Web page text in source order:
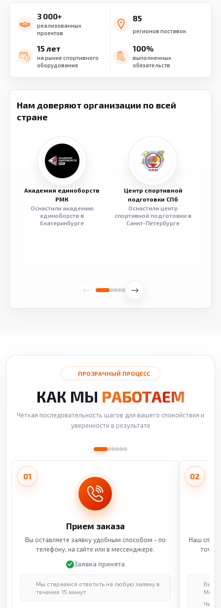
3 000+
реализованных
проектов
85
регионов поставок
15 лет
на рынке спортивного
оборудования
100%
выполненных
обязательств
Нам доверяют организации по всей
стране
Академия единоборств
РМК
Оснастили академию
единоборств в
Екатеринбурге
Центр спортивной
подготовки СПб
Оснастили центр
спортивной подготовки в
Санкт-Петербурге
ПРОЗРАЧНЫЙ ПРОЦЕСС
КАК МЫ РАБОТАЕМ
Четкая последовательность шагов для вашего спокойствия и
уверенности в результате
01
Прием заказа
Вы оставляете заявку удобным способом - по
телефону, на сайте или в мессенджере.
Заявка принята
Мы стараемся ответить на любую заявку в
течение 15 минут
02
Наш